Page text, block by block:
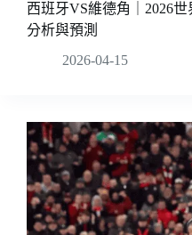
西班牙VS維德角｜2026
分析與預測
2026-04-15